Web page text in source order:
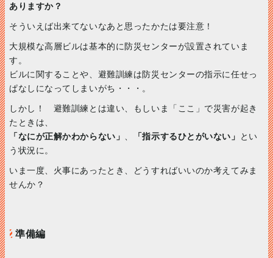
ありますか？
そういえば出来てないなあと思ったかたは要注意！
大規模な高層ビルは基本的に防災センターが設置されていま
す。
ビルに関することや、避難訓練は防災センターの指示に任せっ
ぱなしになってしまいがち・・・。
しかし！ 避難訓練とは違い、もしいま「ここ」で災害が起き
たときは、
「なにが正解かわからない」
「指示するひとがいない」
とい
う状況に。
いま一度、火事にあったとき、どうすればいいのか考えてみま
せんか？
準備編